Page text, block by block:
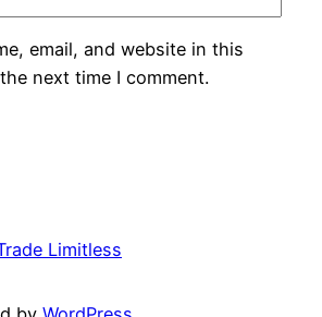
email, and website in this
next time I comment.
Limitless